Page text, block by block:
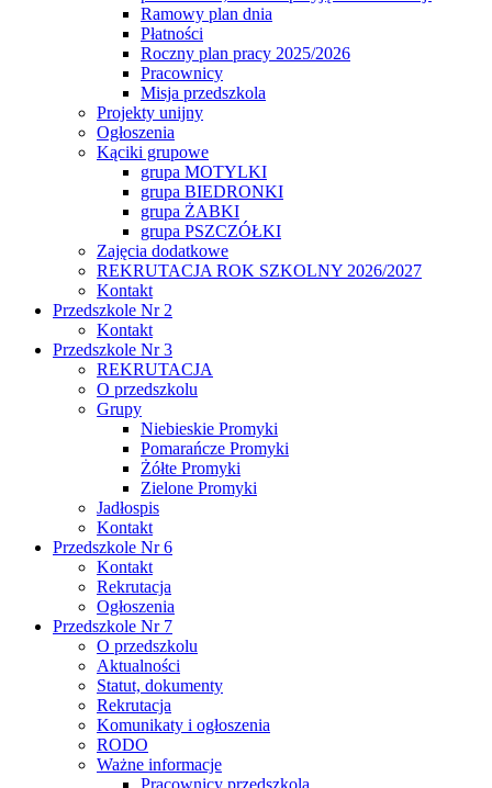
Ramowy plan dnia
Płatności
Roczny plan pracy 2025/2026
Pracownicy
Misja przedszkola
Projekty unijny
Ogłoszenia
Kąciki grupowe
grupa MOTYLKI
grupa BIEDRONKI
grupa ŻABKI
grupa PSZCZÓŁKI
Zajęcia dodatkowe
REKRUTACJA ROK SZKOLNY 2026/2027
Kontakt
Przedszkole Nr 2
Kontakt
Przedszkole Nr 3
REKRUTACJA
O przedszkolu
Grupy
Niebieskie Promyki
Pomarańcze Promyki
Żółte Promyki
Zielone Promyki
Jadłospis
Kontakt
Przedszkole Nr 6
Kontakt
Rekrutacja
Ogłoszenia
Przedszkole Nr 7
O przedszkolu
Aktualności
Statut, dokumenty
Rekrutacja
Komunikaty i ogłoszenia
RODO
Ważne informacje
Pracownicy przedszkola